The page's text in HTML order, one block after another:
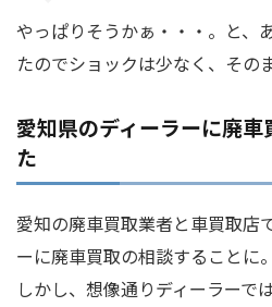
やっぱりそうかぁ・・・。と、
たのでショックは少なく、その
愛知県のディーラーに廃
た
愛知の廃車買取業者と車買取店
ーに廃車買取の相談することに。
しかし、想像通りディーラーで